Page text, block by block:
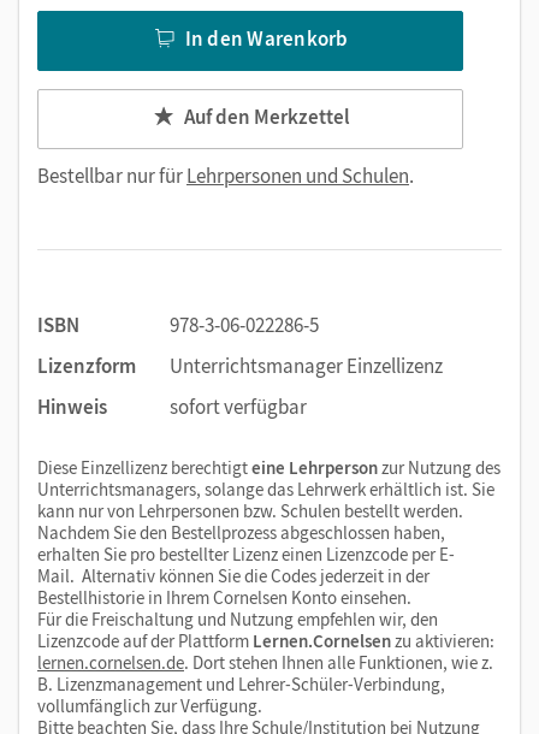
In den Warenkorb
Auf den Merkzettel
Bestellbar nur fürLehrpersonen und Schulen.
ISBN
978-3-06-022286-5
Lizenzform
Unterrichtsmanager Einzellizenz
Hinweis
sofort verfügbar
Diese Einzellizenz berechtigteine Lehrpersonzur Nutzung des
Unterrichtsmanagers, solange das Lehrwerk erhältlich ist. Sie
kann nur von Lehrpersonen bzw. Schulen bestellt werden.
Nachdem Sie den Bestellprozess abgeschlossen haben,
erhalten Sie pro bestellter Lizenz einen Lizenzcode per E-
Mail. Alternativ können Sie die Codes jederzeit in der
Bestellhistorie in Ihrem Cornelsen Konto einsehen.
Für die Freischaltung und Nutzung empfehlen wir, den
Lizenzcode auf der Plattform Lernen.Cornelsenzu aktivieren:
lernen.cornelsen.de. Dort stehen Ihnen alle Funktionen, wie z.
B. Lizenzmanagement und Lehrer-Schüler-Verbindung,
vollumfänglich zur Verfügung.
Bitte beachten Sie, dass Ihre Schule/Institution bei Nutzung